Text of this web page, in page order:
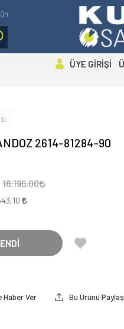
2614-81284-90
18.196,00
Haber Ver Bu Ürünü Paylaş